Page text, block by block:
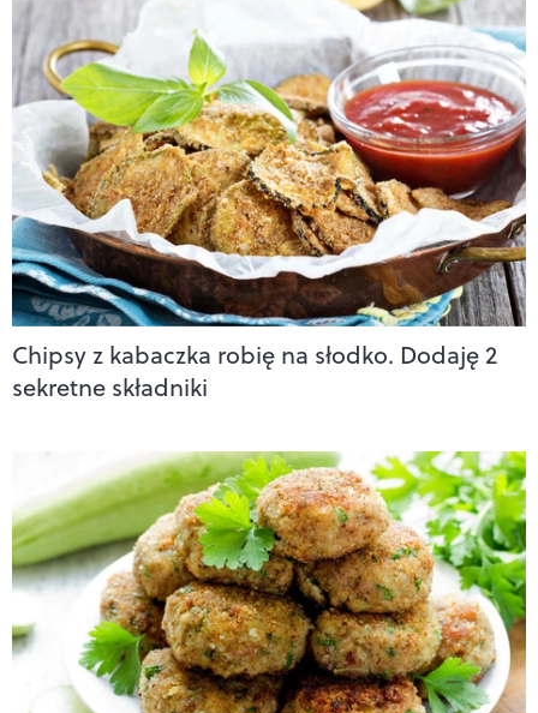
Chipsy z kabaczka robię na słodko. Dodaję 2
sekretne składniki